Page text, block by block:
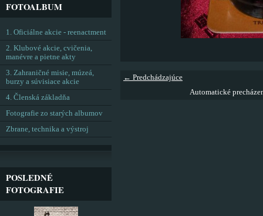
← Predchádzajúce
Automatické
FOTOALBUM
1. Oficiálne akcie - reenactment
2. Klubové akcie, cvičenia,
manévre a pietne akty
3. Zahraničné misie, múzeá,
burzy a súvisiace akcie
4. Členská základňa
Fotografie zo starých albumov
Zbrane, technika a výstroj
POSLEDNÉ
FOTOGRAFIE